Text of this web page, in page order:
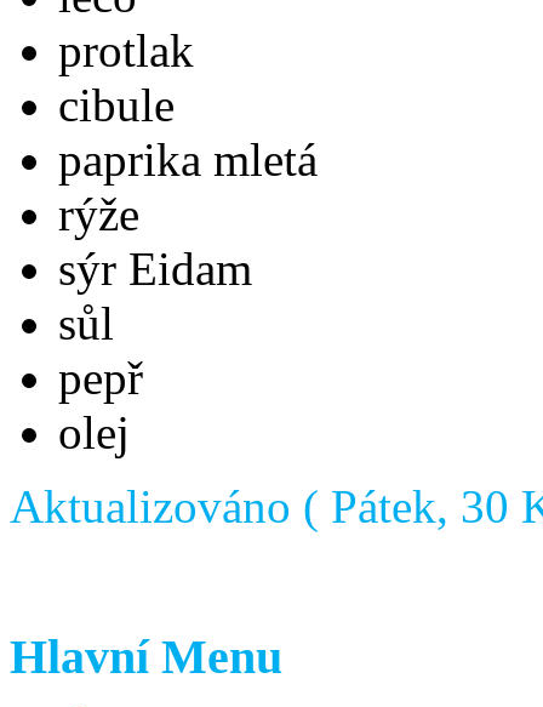
protlak
cibule
paprika mletá
rýže
sýr Eidam
sůl
pepř
olej
Aktualizováno ( Pátek, 30
Hlavní Menu